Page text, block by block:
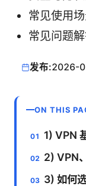
常见使用
常见问题解
发布:2026-
ON THIS
1) VPN
2) VPN
3) 如何